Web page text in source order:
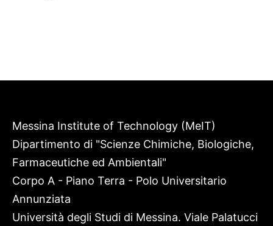
Messina Institute of Technology (MeIT)
Dipartimento di "Scienze Chimiche, Biologiche,
Farmaceutiche ed Ambientali"
Corpo A - Piano Terra - Polo Universitario
Annunziata
Università degli Studi di Messina. Viale Palatucci